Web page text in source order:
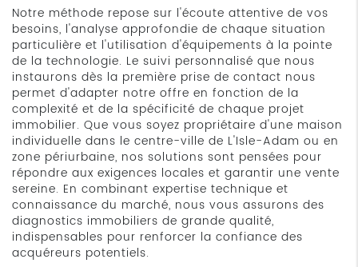
Notre méthode repose sur l'écoute attentive de vos
besoins, l'analyse approfondie de chaque situation
particulière et l'utilisation d'équipements à la pointe
de la technologie. Le suivi personnalisé que nous
instaurons dès la première prise de contact nous
permet d'adapter notre offre en fonction de la
complexité et de la spécificité de chaque projet
immobilier. Que vous soyez propriétaire d'une maison
individuelle dans le centre-ville de L'Isle-Adam ou en
zone périurbaine, nos solutions sont pensées pour
répondre aux exigences locales et garantir une vente
sereine. En combinant expertise technique et
connaissance du marché, nous vous assurons des
diagnostics immobiliers de grande qualité,
indispensables pour renforcer la confiance des
acquéreurs potentiels.